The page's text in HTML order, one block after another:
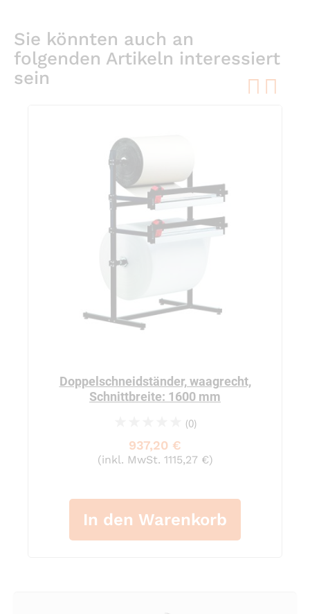
Sie könnten auch an
folgenden Artikeln interessiert
sein
Doppelschneidständer, waagrecht,
Schnittbreite: 1600 mm
(0)
937,20 €
(inkl. MwSt. 1115,27 €)
In den Warenkorb